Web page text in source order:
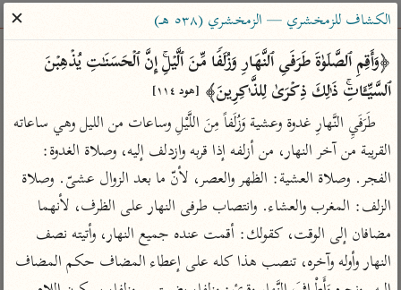
ساهم معنا في نشر القرآن والعلم الشرعي
الباحث القرآني
بحث تفسير علوم
Type 2 or more characters for results.
Type 1 or more
characters for results.
أمّهات
تفسير الطبري
عامّة
فتح البيان للقنوجي
معاصرة
الميسر
الكشاف للزمخشري — الزمخشري (٥٣٨ هـ)
✕
ٱلسَّیِّـَٔاتِۚ ذَ ٰ⁠لِكَ ذِكۡرَىٰ لِلذَّ ٰ⁠كِرِینَ﴾ [هود ١١٤]